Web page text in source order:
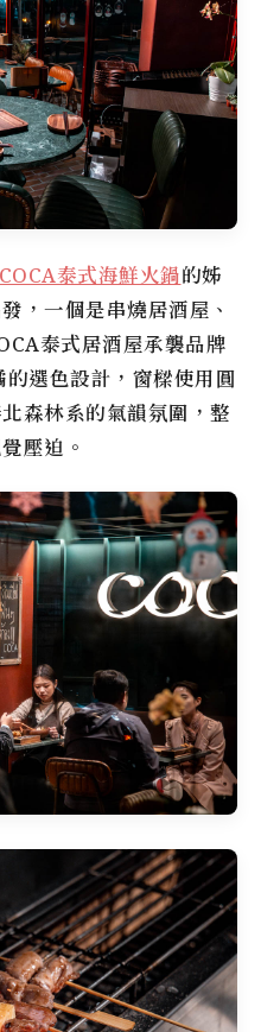
COCA泰式海鮮火鍋的姊
，一個是串燒居酒屋、
泰式居酒屋承襲品牌
選色設計，窗樑使用圓
森林系的氣韻氛圍，整
壓迫。